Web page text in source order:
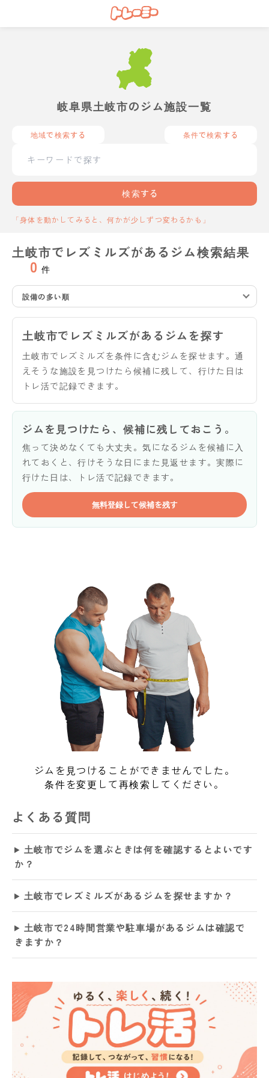
岐阜県土岐市のジム施設一覧
地域で検索する 条件で検索する
検索する
「身体を動かしてみると、何かが少しずつ変わるかも」
土岐市でレズミルズがあるジム検索結果
0 件
設備の多い順
土岐市でレズミルズがあるジムを探す
土岐市でレズミルズを条件に含むジムを探せます。通
えそうな施設を見つけたら候補に残して、行けた日は
トレ活で記録できます。
ジムを見つけたら、候補に残しておこう。
焦って決めなくても大丈夫。気になるジムを候補に入
れておくと、行けそうな日にまた見返せます。実際に
行けた日は、トレ活で記録できます。
無料登録して候補を残す
ジムを見つけることができませんでした。
条件を変更して再検索してください。
よくある質問
土岐市でジムを選ぶときは何を確認するとよいです
か？
土岐市でレズミルズがあるジムを探せますか？
土岐市で24時間営業や駐車場があるジムは確認で
きますか？